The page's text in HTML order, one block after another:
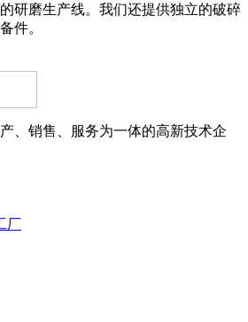
研磨生产线。我们还提供独立的破碎
件。
、销售、服务为一体的高新技术企
厂